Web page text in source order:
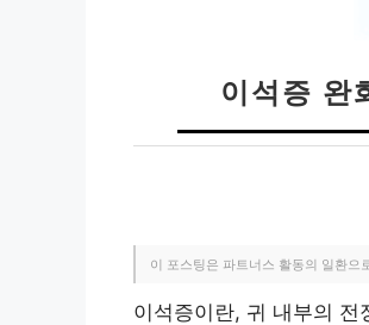
이석증 완
이 포스팅은 파트너스 활동의 일환으
이석증이란, 귀 내부의 전